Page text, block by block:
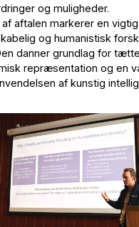
og muligheder.
aftalen markerer en
og humanistisk
danner grundlag for
repræsentation og en
af kunstig